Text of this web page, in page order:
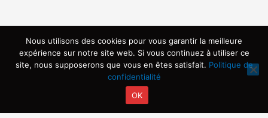
Menu
Copyright © 2026 | Propulsé par ARVIA
Nous utilisons des cookies pour vous garantir la meilleure
expérience sur notre site web. Si vous continuez à utiliser ce
site, nous supposerons que vous en êtes satisfait. Politique de
confidentialité
OK